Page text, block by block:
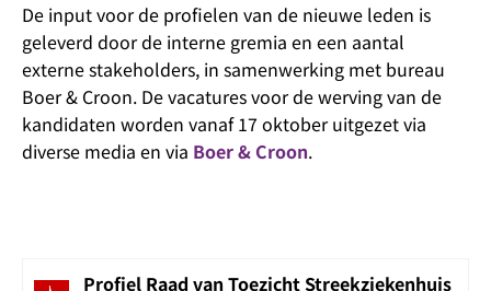
De input voor de profielen van de nieuwe leden is
geleverd door de interne gremia en een aantal
externe stakeholders, in samenwerking met bureau
Boer & Croon. De vacatures voor de werving van de
kandidaten worden vanaf 17 oktober uitgezet via
diverse media en via Boer & Croon.
Profiel Raad van Toezicht Streekziekenhuis